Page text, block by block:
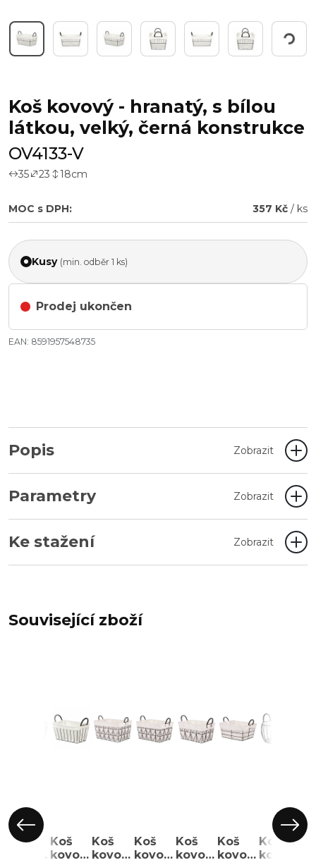
Pracuji...
Koš kovový - hranatý, s bílou
látkou, velký, černá konstrukce
OV4133-V
35 23 18cm
MOC s DPH: 357 Kč / ks
Kusy (min. odběr 1 ks)
Prodej ukončen
EAN: 8591957548735
Popis Zobrazit
Parametry Zobrazit
Ke stažení Zobrazit
Související zboží
Koš
kovový
Koš
kovový
Koš
kovový
Koš
kovový
Koš
kovový
Koš
kovový
Koš
kovový